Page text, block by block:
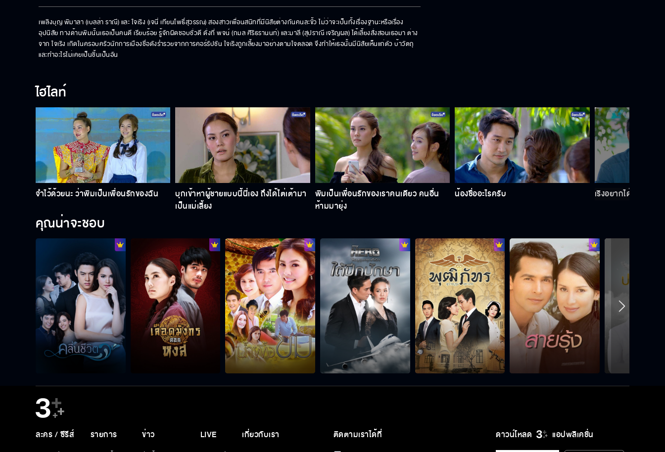
มีอะไรหลงไปอยู่กับเริงอีกหรือเปล่า
การปล่อยวางไม่ทำให้เราดูโง่ในสายตา
เริงก็แค่คนขออาศัย ไม่สำคัญหรอก
พิมต้องมองคนตามความเป็นจริงบ้าง
เริงพยายามอยู่ อีกไม่นานเริงไปแน่
เพลิงบุญ พิมาลา (เบลล่า ราณี) และ ใจเริง (เจนี่ เทียนโพธิ์สุวรรณ) สองสาวเพื่อนสนิทที่มีนิสัยต่างกันคนละขั้ว ไม่ว่าจะเป็นทั้งเรื่องฐานะหรือเรื่อง
อุปนิสัย ทางด้านพิมนั้นเธอเป็นคนดี เรียบร้อย รู้จักผิดชอบชั่วดี ดั่งที่ พจน์ (กมล ศิริธรานนท์) และมาลี (สุปราณี เจริญผล) ได้เลี้ยงสั่งสอนเธอมา ต่าง
จาก ใจเริง เกิดในครอบครัวนักการเมืองชื่อดังร่ำรวยจากการคอร์รัปชัน ใจเริงถูกเลี้ยงมาอย่างตามใจตลอด จึงทำให้เธอนั้นมีนิสัยเห็นแก่ตัว บ้าวัตถุ
และทำอะไรไม่เคยเป็นชิ้นเป็นอัน
ไฮไลท์
จำไว้ด้วยนะ ว่าพิมเป็นเพื่อนรักของฉัน
บุกเข้าหาผู้ชายแบบนี้นี่เอง ถึงได้ไต่เต้ามา
เป็นแม่เลี้ยง
พิมเป็นเพื่อนรักของเราคนเดียว คนอื่น
ห้ามมายุ่ง
น้องชื่ออะไรครับ เริงอยากได้อะไร พี่จ
คุณน่าจะชอบ
ดาวน์โหลด แอปพลิเคชั่น
ละคร / ซีรีส์ รายการ ข่าว LIVE เกี่ยวกับเรา ติดตามเราได้ที่